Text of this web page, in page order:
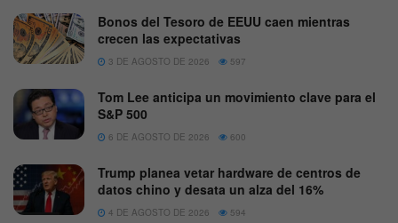
Bonos del Tesoro de EEUU caen mientras
crecen las expectativas
3 DE AGOSTO DE 2026 597
Tom Lee anticipa un movimiento clave para el
S&P 500
6 DE AGOSTO DE 2026 600
Trump planea vetar hardware de centros de
datos chino y desata un alza del 16%
4 DE AGOSTO DE 2026 594